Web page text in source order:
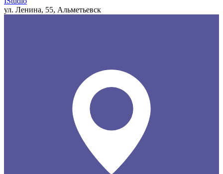
ул. Ленина, 55, Альметьевск